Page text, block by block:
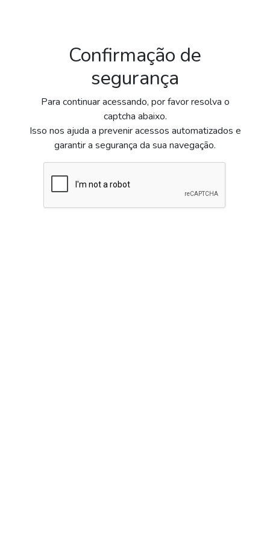
Confirmação de
segurança
Para continuar acessando, por favor resolva o
captcha abaixo.
Isso nos ajuda a prevenir acessos automatizados e
garantir a segurança da sua navegação.